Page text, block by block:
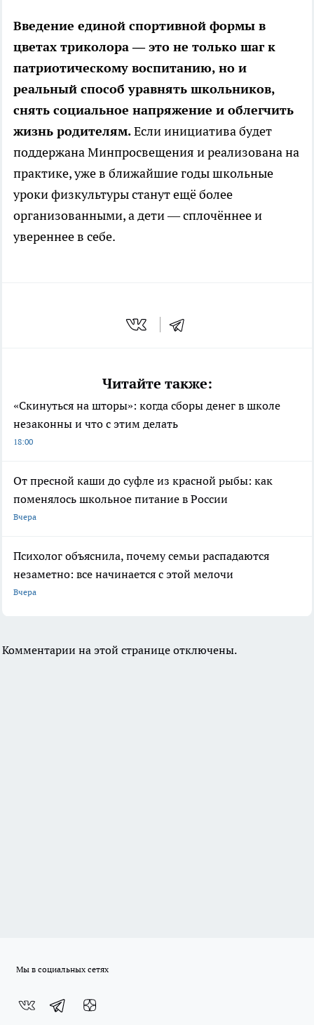
Введение единой спортивной формы в
цветах триколора — это не только шаг к
патриотическому воспитанию, но и
реальный способ уравнять школьников,
снять социальное напряжение и облегчить
жизнь родителям.Если инициатива будет
поддержана Минпросвещения и реализована на
практике, уже в ближайшие годы школьные
уроки физкультуры станут ещё более
организованными, а дети — сплочённее и
увереннее в себе.
Читайте также:
«Скинуться на шторы»: когда сборы денег в школе
незаконны и что с этим делать
18:00
От пресной каши до суфле из красной рыбы: как
поменялось школьное питание в России
Вчера
Психолог объяснила, почему семьи распадаются
незаметно: все начинается с этой мелочи
Вчера
Комментарии на этой странице отключены.
Мы в социальных сетях